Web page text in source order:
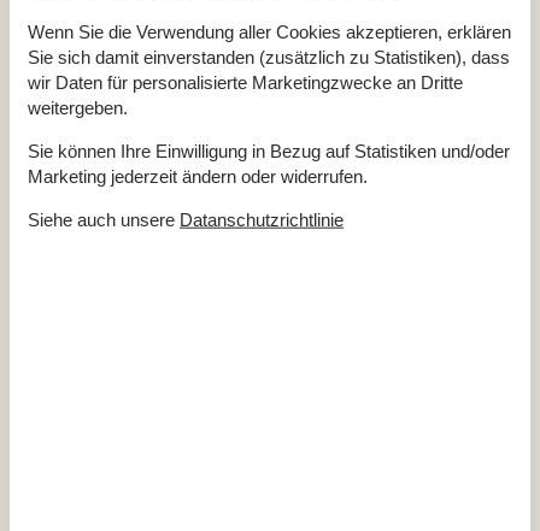
Alternative Heizung, Wärmepumpe
Anzahl Hochstühle 2
Anzahl Kinderbetten 2
Anzahl kostenloser Kinder (<4 Jahre)
1
Baujahr 1989
EL exkl.
Ferienhaus 65 m²
Heizung, Elektroheizung
Renoviert 2020
Wenn Sie die Verwendung aller Cookies akzeptieren, erklären
Sie sich damit einverstanden (zusätzlich zu Statistiken), dass
wir Daten für personalisierte Marketingzwecke an Dritte
weitergeben.
Sie können Ihre Einwilligung in Bezug auf Statistiken und/oder
Marketing jederzeit ändern oder widerrufen.
Siehe auch unsere Datanschutzrichtlinie